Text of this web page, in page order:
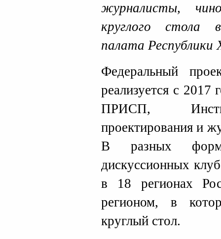
журналисты,
круглого стола
палата Республики
Федеральный
реализуется с 2017
ПРИСП,
проектирования и
В разных
дискуссионных
в 18 регионах
регионом, в
круглый стол.